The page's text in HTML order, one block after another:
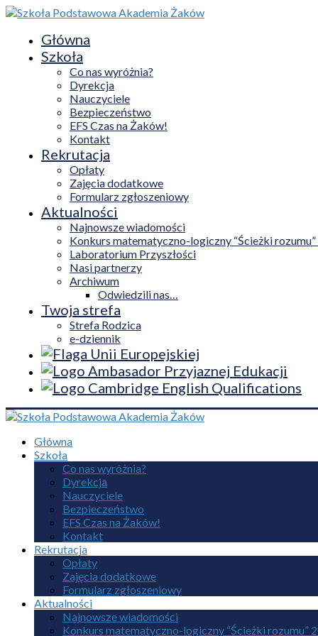
Główna
Szkoła
Co nas wyróżnia?
Dyrekcja
Nauczyciele
Bezpieczeństwo
EFS Czas na Żaków!
Kontakt
Rekrutacja
Opłaty
Zajęcia dodatkowe
Formularz zgłoszeniowy
Aktualności
Najnowsze wiadomości
Konkurs matematyczno-logiczny “Ścieżki
Laboratorium Przyszłości
Nasi partnerzy
Archiwum
Odwiedzili nas…
Twoja strefa
Strefa Rodzica
e-dziennik
Główna
Szkoła
Co nas wyróżnia?
Dyrekcja
Nauczyciele
Bezpieczeństwo
EFS Czas na Żaków!
Kontakt
Rekrutacja
Opłaty
Zajęcia dodatkowe
Formularz zgłoszeniowy
Aktualności
Najnowsze wiadomości
Konkurs matematyczno-logiczny “Ścieżki rozumu”